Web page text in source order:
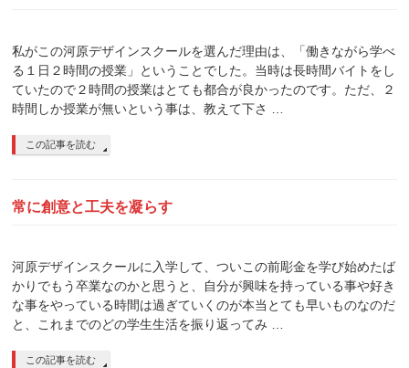
私がこの河原デザインスクールを選んだ理由は、「働きながら学べ
る１日２時間の授業」ということでした。当時は長時間バイトをし
ていたので２時間の授業はとても都合が良かったのです。ただ、２
時間しか授業が無いという事は、教えて下さ …
この記事を読む
常に創意と工夫を凝らす
河原デザインスクールに入学して、ついこの前彫金を学び始めたば
かりでもう卒業なのかと思うと、自分が興味を持っている事や好き
な事をやっている時間は過ぎていくのが本当とても早いものなのだ
と、これまでのどの学生生活を振り返ってみ …
この記事を読む